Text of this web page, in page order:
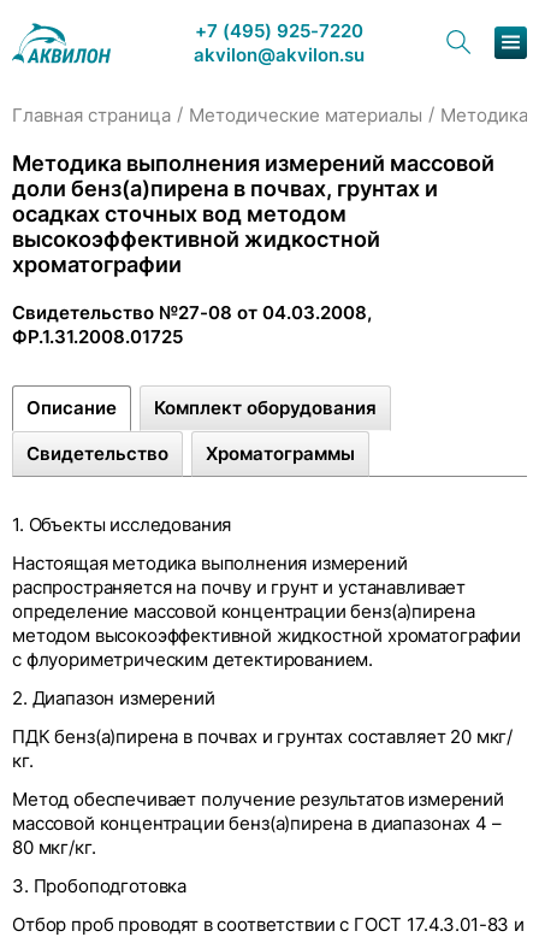
+7 (495) 925-7220
akvilon@akvilon.su
Главная страница / Методические материалы / Методика
Методика выполнения измерений массовой
доли бенз(а)пирена в почвах, грунтах и
осадках сточных вод методом
высокоэффективной жидкостной
хроматографии
Свидетельство №27-08 от 04.03.2008,
ФР.1.31.2008.01725
Описание Комплект оборудования
Свидетельство Хроматограммы
1. Объекты исследования
Настоящая методика выполнения измерений
распространяется на почву и грунт и устанавливает
определение массовой концентрации бенз(а)пирена
методом высокоэффективной жидкостной хроматографии
с флуориметрическим детектированием.
2. Диапазон измерений
ПДК бенз(а)пирена в почвах и грунтах составляет 20 мкг/
кг.
Метод обеспечивает получение результатов измерений
массовой концентрации бенз(а)пирена в диапазонах 4 –
80 мкг/кг.
3. Пробоподготовка
Отбор проб проводят в соответствии с ГОСТ 17.4.3.01-83 и